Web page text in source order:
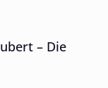
– Die